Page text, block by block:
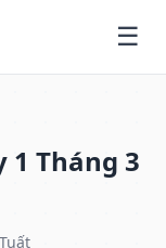
1 Tháng 3